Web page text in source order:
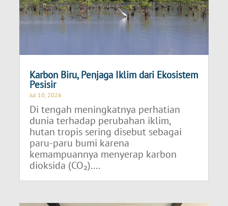
Karbon Biru, Penjaga Iklim dari Ekosistem
Pesisir
Jul 10, 2026
Di tengah meningkatnya perhatian
dunia terhadap perubahan iklim,
hutan tropis sering disebut sebagai
paru-paru bumi karena
kemampuannya menyerap karbon
dioksida (CO₂)....